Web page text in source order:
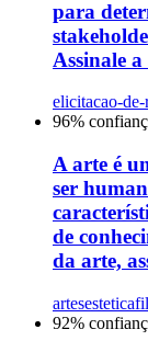
para
Assinale
elicitacao-
96%
A arte é
ser
de
da arte,
artesestetica
92%